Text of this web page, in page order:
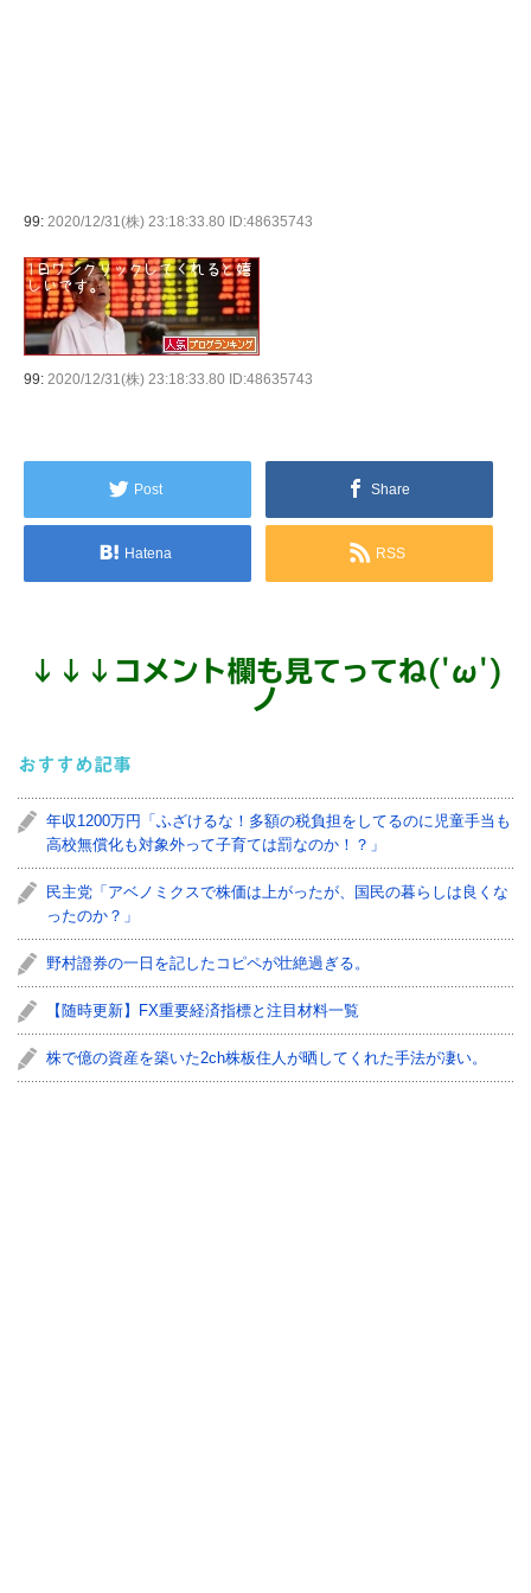
99: 2020/12/31(株) 23:18:33.80 ID:48635743
99: 2020/12/31(株) 23:18:33.80 ID:48635743
Post Share
Hatena RSS
↓ ↓ ↓ コメント欄も見てってね('ω')
ノ
おすすめ記事
年収1200万円「ふざけるな！多額の税負担をしてるのに児童手当も
高校無償化も対象外って子育ては罰なのか！？」
民主党「アベノミクスで株価は上がったが、国民の暮らしは良くな
ったのか？」
野村證券の一日を記したコピペが壮絶過ぎる。
【随時更新】FX重要経済指標と注目材料一覧
株で億の資産を築いた2ch株板住人が晒してくれた手法が凄い。